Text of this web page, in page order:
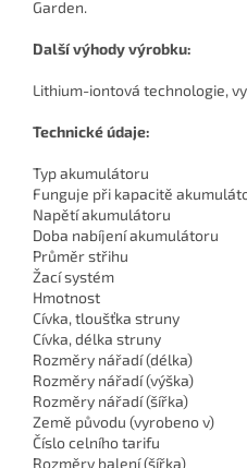
Garden.
Další výhody výrobku:
Lithium-iontová technologie,
Technické údaje:
Typ akumulátoru
Funguje při kapacitě
Napětí akumulátoru
Doba nabíjení akumulátoru
Průměr střihu
Žací systém
Hmotnost
Cívka, tloušťka struny
Cívka, délka struny
Rozměry nářadí (délka)
Rozměry nářadí (výška)
Rozměry nářadí (šířka)
Země původu (vyrobeno v)
Číslo celního tarifu
Rozměry balení (šířka)